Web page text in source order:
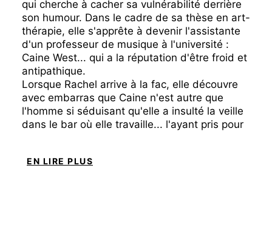
qui cherche à cacher sa vulnérabilité derrière
son humour. Dans le cadre de sa thèse en art-
thérapie, elle s'apprête à devenir l'assistante
d'un professeur de musique à l'université :
Caine West... qui a la réputation d'être froid et
antipathique.
Lorsque Rachel arrive à la fac, elle découvre
avec embarras que Caine n'est autre que
l'homme si séduisant qu'elle a insulté la veille
dans le bar où elle travaille... l'ayant pris pour
Bouleversée par cette rencontre, Rachel
EN LIRE PLUS